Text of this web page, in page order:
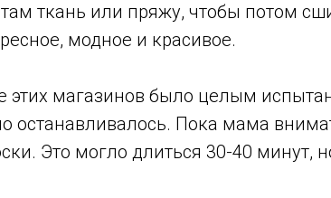
ткань или пряжу, чтобы потом
модное и красивое.
этих магазинов было целым
останавливалось. Пока мама
Это могло длиться 30-40 минут,